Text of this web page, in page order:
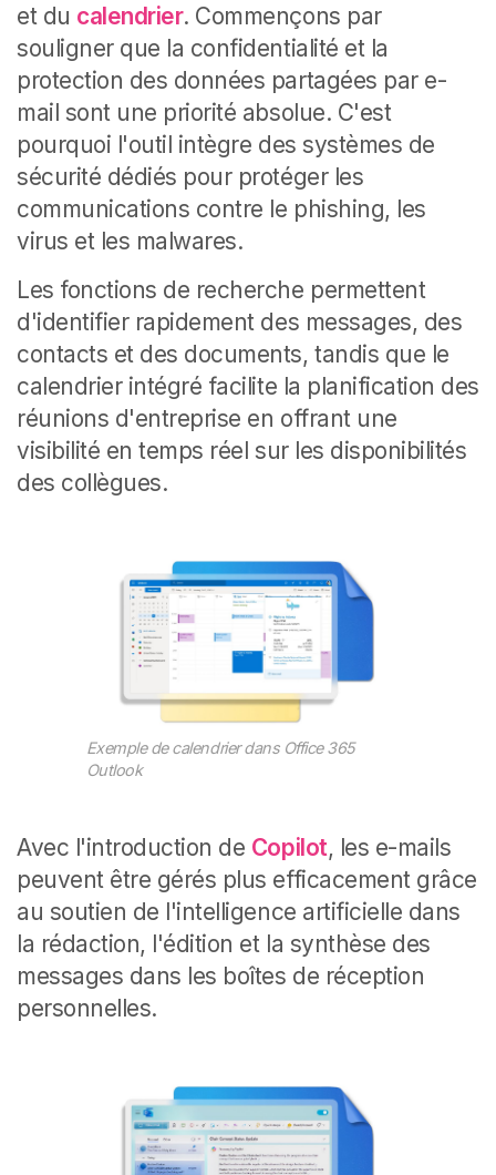
et du calendrier. Commençons par
souligner que la confidentialité et la
protection des données partagées par e-
mail sont une priorité absolue. C'est
pourquoi l'outil intègre des systèmes de
sécurité dédiés pour protéger les
communications contre le phishing, les
virus et les malwares.
Les fonctions de recherche permettent
d'identifier rapidement des messages, des
contacts et des documents, tandis que le
calendrier intégré facilite la planification des
réunions d'entreprise en offrant une
visibilité en temps réel sur les disponibilités
des collègues.
Exemple de calendrier dans Office 365
Outlook
Avec l'introduction de Copilot, les e-mails
peuvent être gérés plus efficacement grâce
au soutien de l'intelligence artificielle dans
la rédaction, l'édition et la synthèse des
messages dans les boîtes de réception
personnelles.